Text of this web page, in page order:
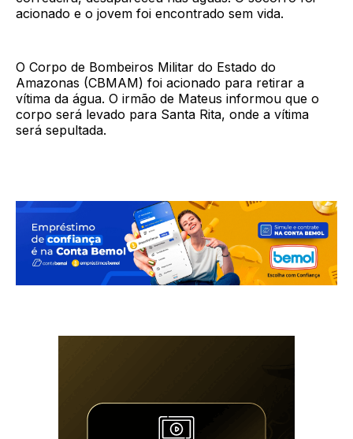
acionado e o jovem foi encontrado sem vida.
O Corpo de Bombeiros Militar do Estado do
Amazonas (CBMAM) foi acionado para retirar a
vítima da água. O irmão de Mateus informou que o
corpo será levado para Santa Rita, onde a vítima
será sepultada.